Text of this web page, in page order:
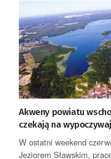
Akweny powiatu
czekają na
W ostatni weekend
Jeziorem Sławskim,